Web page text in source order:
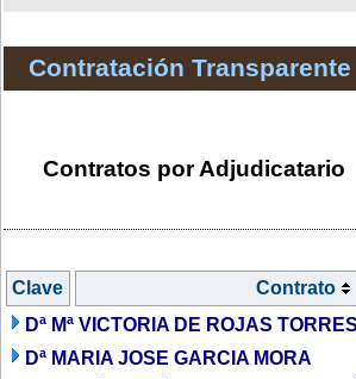
Contratación Transparente
Contratos por Adjudicatario
Clave
Contrato
Dª Mª VICTORIA DE ROJAS TORRES
Dª MARIA JOSE GARCIA MORA